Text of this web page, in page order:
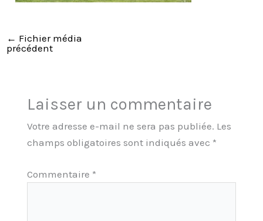
← Fichier média
précédent
Laisser un commentaire
Votre adresse e-mail ne sera pas publiée. Les
champs obligatoires sont indiqués avec *
Commentaire *